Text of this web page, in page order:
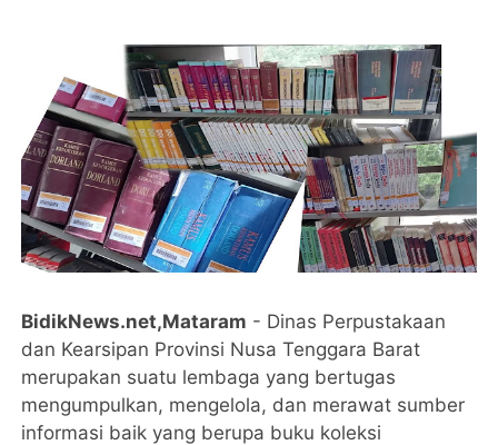
BidikNews.net,Mataram - Dinas Perpustakaan
dan Kearsipan Provinsi Nusa Tenggara Barat
merupakan suatu lembaga yang bertugas
mengumpulkan, mengelola, dan merawat sumber
informasi baik yang berupa buku koleksi